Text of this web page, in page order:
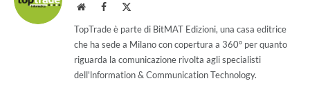
WebsiteFacebook
TopTrade è parte di BitMAT Edizioni, una casa editrice
che ha sede a Milano con copertura a 360° per quanto
riguarda la comunicazione rivolta agli specialisti
dell'lnformation & Communication Technology.